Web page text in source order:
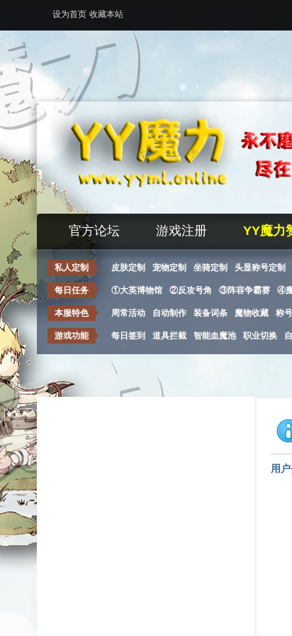
设为首页 收藏本站
官方论坛 游戏注册 YY魔力
私人定制 皮肤定制 宠物定制 坐骑定制 头显称号定制
每日任务 ①大英博物馆 ②反攻号角 ③阵容争霸赛 ④
本服特色 周常活动 自动制作 装备词条 魔物收藏 称
游戏功能 每日签到 道具拦截 智能血魔池 职业切换
用